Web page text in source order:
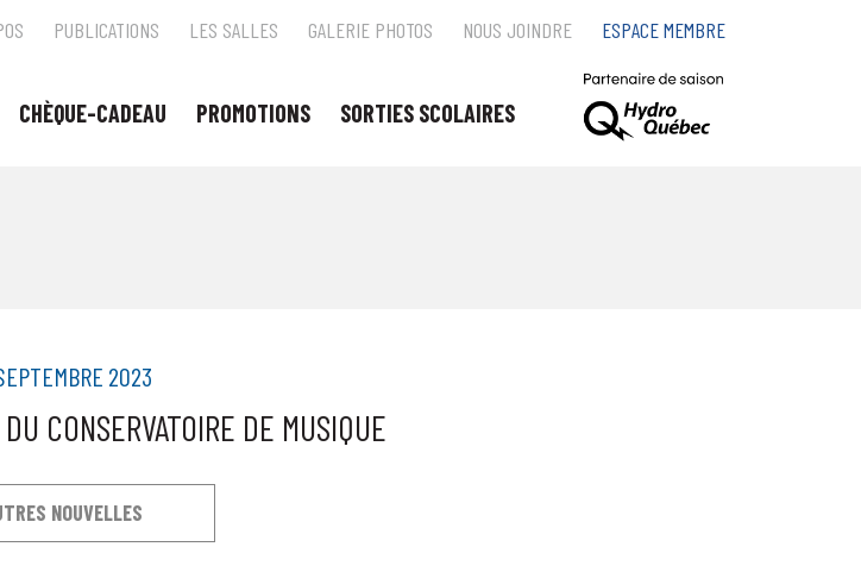
PUBLICATIONS LES SALLES GALERIE PHOTOS NOUS JOINDRE ESPACE MEMBRE
CHÈQUE-CADEAU PROMOTIONS SORTIES SCOLAIRES
2023
CONSERVATOIRE DE MUSIQUE
NOUVELLES